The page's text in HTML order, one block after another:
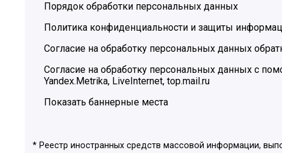
Порядок обработки персональных данных
Политика конфиденциальности и защиты
Согласие на обработку персональных данных
Согласие на обработку персональных данных с
Yandex.Metrika, LiveInternet, top.mail.ru
Показать баннерные места
* Реестр иностранных средств массовой информации,